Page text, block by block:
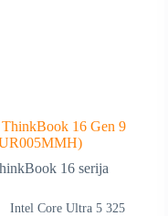
16 Gen 9
16 serija
Intel Core Ultra 5 325